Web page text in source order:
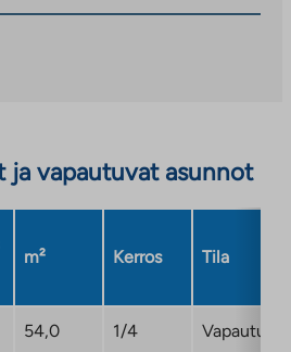
ja vapautuvat asunnot
m² Kerros Tila
54,0 1/4